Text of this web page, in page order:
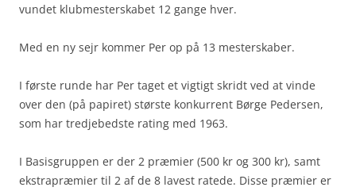
vundet klubmesterskabet 12 gange hver.
Med en ny sejr kommer Per op på 13 mesterskaber.
I første runde har Per taget et vigtigt skridt ved at vinde
over den (på papiret) største konkurrent Børge Pedersen,
som har tredjebedste rating med 1963.
I Basisgruppen er der 2 præmier (500 kr og 300 kr), samt
ekstrapræmier til 2 af de 8 lavest ratede. Disse præmier er